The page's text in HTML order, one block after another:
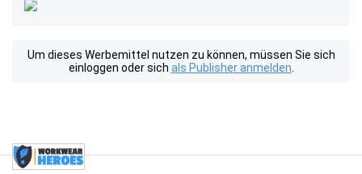
Um dieses Werbemittel nutzen zu können, müssen Sie sich
einloggen oder sich als Publisher anmelden